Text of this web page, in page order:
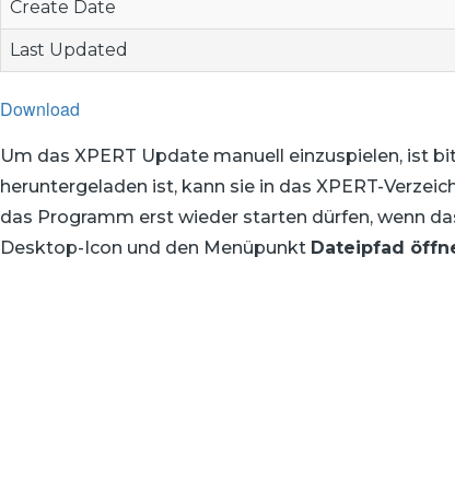
Create Date
Last Updated
Download
Um das XPERT Update manuell einzuspielen, ist
heruntergeladen ist, kann sie in das XPERT-
das Programm erst wieder starten dürfen, wenn
Desktop-Icon und den Menüpunkt Dateipfad